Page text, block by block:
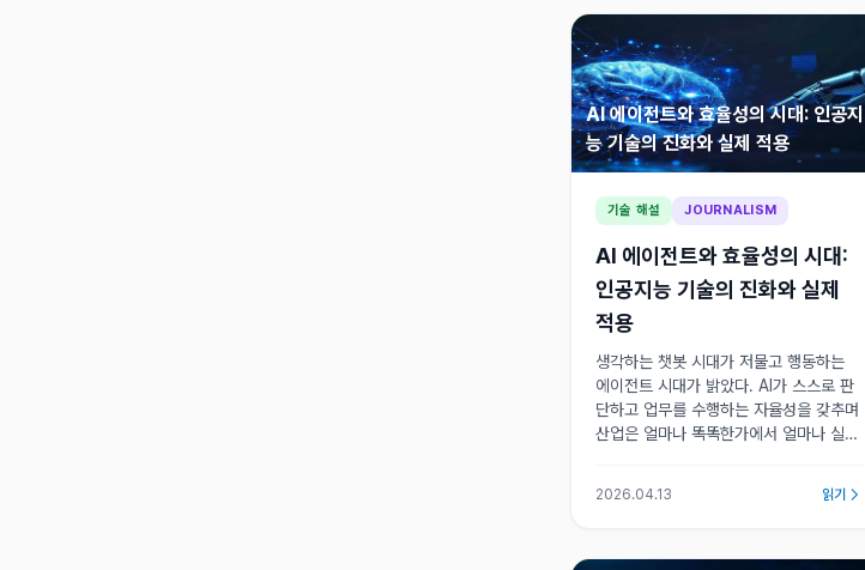
AI 에이전트와 효율성의 시대: 인공지
능 기술의 진화와 실제 적용
기술 해설 JOURNALISM
AI 에이전트와 효율성의 시대:
인공지능 기술의 진화와 실제
적용
생각하는 챗봇 시대가 저물고 행동하는
에이전트 시대가 밝았다. AI가 스스로 판
단하고 업무를 수행하는 자율성을 갖추며
산업은 얼마나 똑똑한가에서 얼마나 실용
마련되고 있다.
2026.04.13 읽기